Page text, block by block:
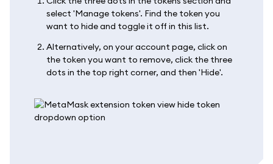
select 'Manage tokens'. Find the token you
want to hide and toggle it off in this list.
Alternatively, on your account page, click on
the token you want to remove, click the three
dots in the top right corner, and then 'Hide'.